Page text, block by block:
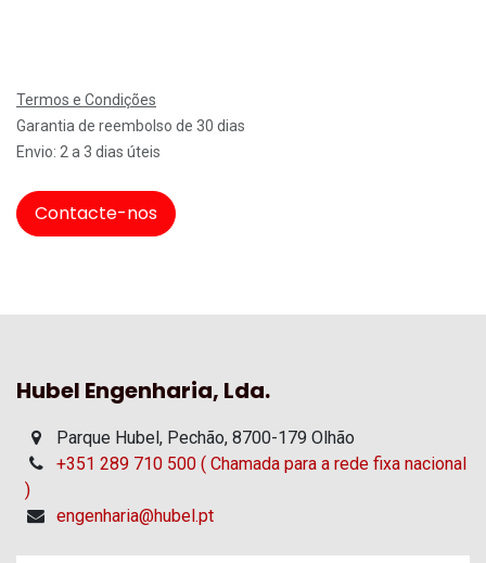
Termos e Condições
Garantia de reembolso de 30 dias
Envio: 2 a 3 dias úteis
Contacte-nos
Hubel Engenharia, Lda.
Parque Hubel, Pechão, 8700-179 Olhão
+351 289 710 500 ( Chamada para a rede fixa nacional
)
engenharia@hubel.pt